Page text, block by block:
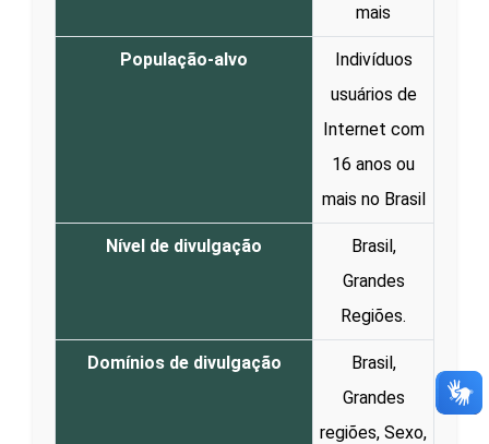
mais
População-alvo
Indivíduos
usuários de
Internet com
16 anos ou
mais no Brasil
Nível de divulgação
Brasil,
Grandes
Regiões.
Domínios de divulgação
Brasil,
Grandes
regiões, Sexo,